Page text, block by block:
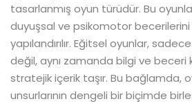
tasarlanmış oyun türüdür. Bu
duyuşsal ve psikomotor
yapılandırılır. Eğitsel oyunlar,
değil, aynı zamanda bilgi ve beceri
stratejik içerik taşır. Bu bağlamda,
unsurlarının dengeli bir biçimde